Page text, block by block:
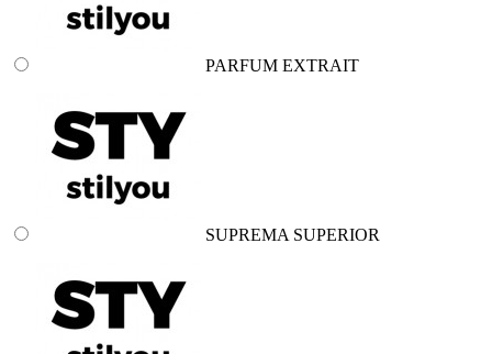
PARFUM EXTRAIT
SUPREMA SUPERIOR